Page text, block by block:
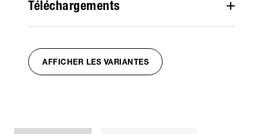
Téléchargements
AFFICHER LES VARIANTES